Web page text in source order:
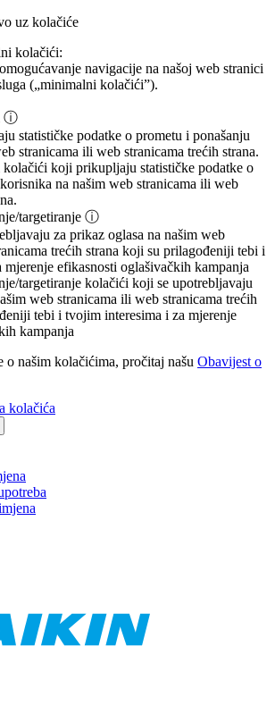
uz kolačiće
kolačići:
navigacije na našoj web stranici
(„minimalni kolačići”).
ⓘ
statističke podatke o prometu i ponašanju
stranicama ili web stranicama trećih strana.
kolačići koji prikupljaju statističke podatke o
na našim web stranicama ili web
targetiranje ⓘ
za prikaz oglasa na našim web
trećih strana koji su prilagođeniji tebi i
efikasnosti oglašivačkih kampanja
targetiranje kolačići koji se upotrebljavaju
web stranicama ili web stranicama trećih
tebi i tvojim interesima i za mjerenje
kampanja
o našim kolačićima, pročitaj našu Obavijest o
kolačića